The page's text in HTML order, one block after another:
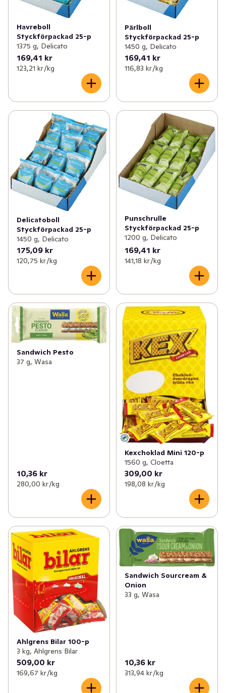
Havreboll
Styckförpackad 25-p
1375 g, Delicato
169,41 kr
123,21 kr /kg
Pärlboll
Styckförpackad 25-p
1450 g, Delicato
169,41 kr
116,83 kr /kg
Delicatoboll
Styckförpackad 25-p
1450 g, Delicato
175,09 kr
120,75 kr /kg
Punschrulle
Styckförpackad 25-p
1200 g, Delicato
169,41 kr
141,18 kr /kg
Sandwich Pesto
37 g, Wasa
10,36 kr
280,00 kr /kg
Kexchoklad Mini 120-p
1560 g, Cloetta
309,00 kr
198,08 kr /kg
Ahlgrens Bilar 100-p
3 kg, Ahlgrens Bilar
509,00 kr
169,67 kr /kg
Sandwich Sourcream &
Onion
33 g, Wasa
10,36 kr
313,94 kr /kg